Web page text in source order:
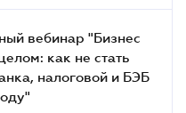
вебинар "Бизнес
как не стать
налоговой и БЭБ